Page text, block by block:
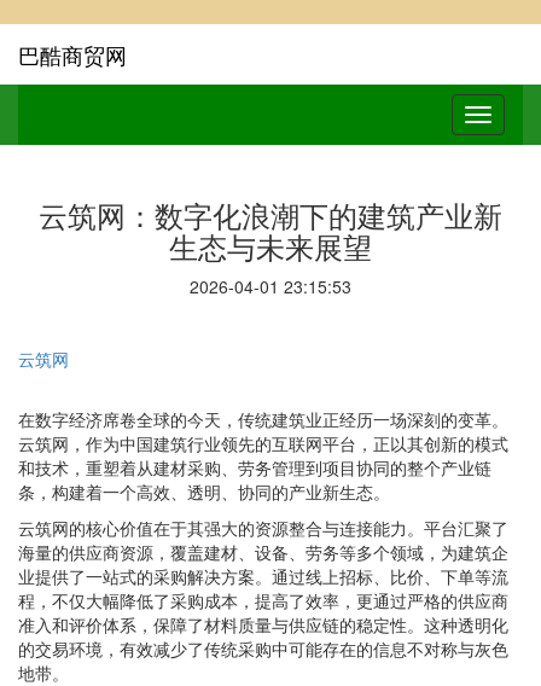
巴酷商贸网
云筑网：数字化浪潮下的建筑产业新
生态与未来展望
2026-04-01 23:15:53
云筑网
在数字经济席卷全球的今天，传统建筑业正经历一场深刻的变革。
云筑网，作为中国建筑行业领先的互联网平台，正以其创新的模式
和技术，重塑着从建材采购、劳务管理到项目协同的整个产业链
条，构建着一个高效、透明、协同的产业新生态。
云筑网的核心价值在于其强大的资源整合与连接能力。平台汇聚了
海量的供应商资源，覆盖建材、设备、劳务等多个领域，为建筑企
业提供了一站式的采购解决方案。通过线上招标、比价、下单等流
程，不仅大幅降低了采购成本，提高了效率，更通过严格的供应商
准入和评价体系，保障了材料质量与供应链的稳定性。这种透明化
的交易环境，有效减少了传统采购中可能存在的信息不对称与灰色
地带。